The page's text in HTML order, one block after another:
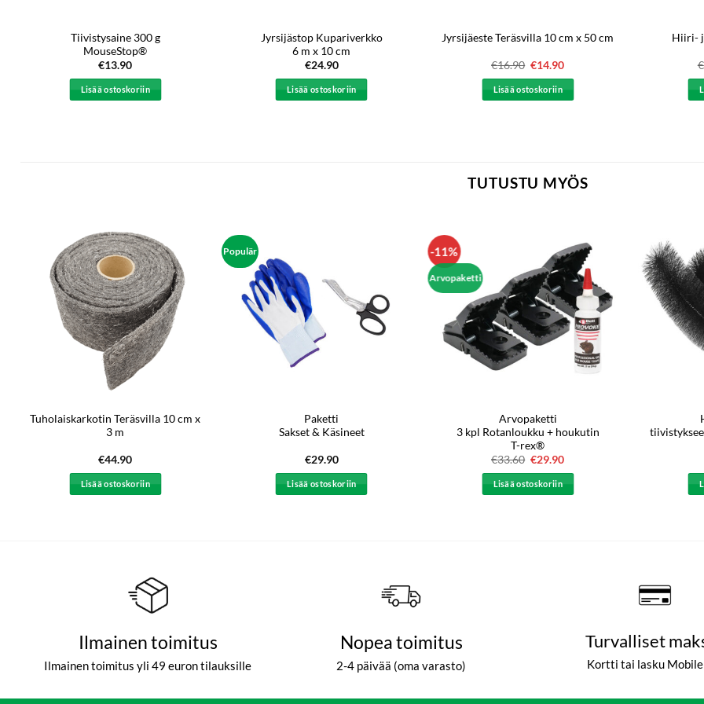
Tiivistysaine 300 g
MouseStop®
€13.90
Lisää ostoskoriin
Jyrsijästop Kupariverkko
6 m x 10 cm
€24.90
Lisää ostoskoriin
Jyrsijäeste Teräsvilla 10 cm x 50 cm
€16.90 Alkuperäinen
oli:
€16.90.
€14.90
Lisää ostoskoriin
Hiiri-
€
TUTUSTU MYÖS
Tuholaiskarkotin Teräsvilla 10 cm x
3 m
€44.90
Lisää ostoskoriin
Populär
Paketti
Sakset & Käsineet
€29.90
Lisää ostoskoriin
-11%
Arvopaketti
Arvopaketti
3 kpl Rotanloukku + houkutin
T-rex®
€33.60 Alkuperäinen
oli:
€33.60.
€29.90
Lisää ostoskoriin
Ilmainen toimitus
Ilmainen toimitus yli 49 euron tilauksille
Nopea toimitus
2-4 päivää (oma varasto)
Turvalliset
Kortti tai lasku